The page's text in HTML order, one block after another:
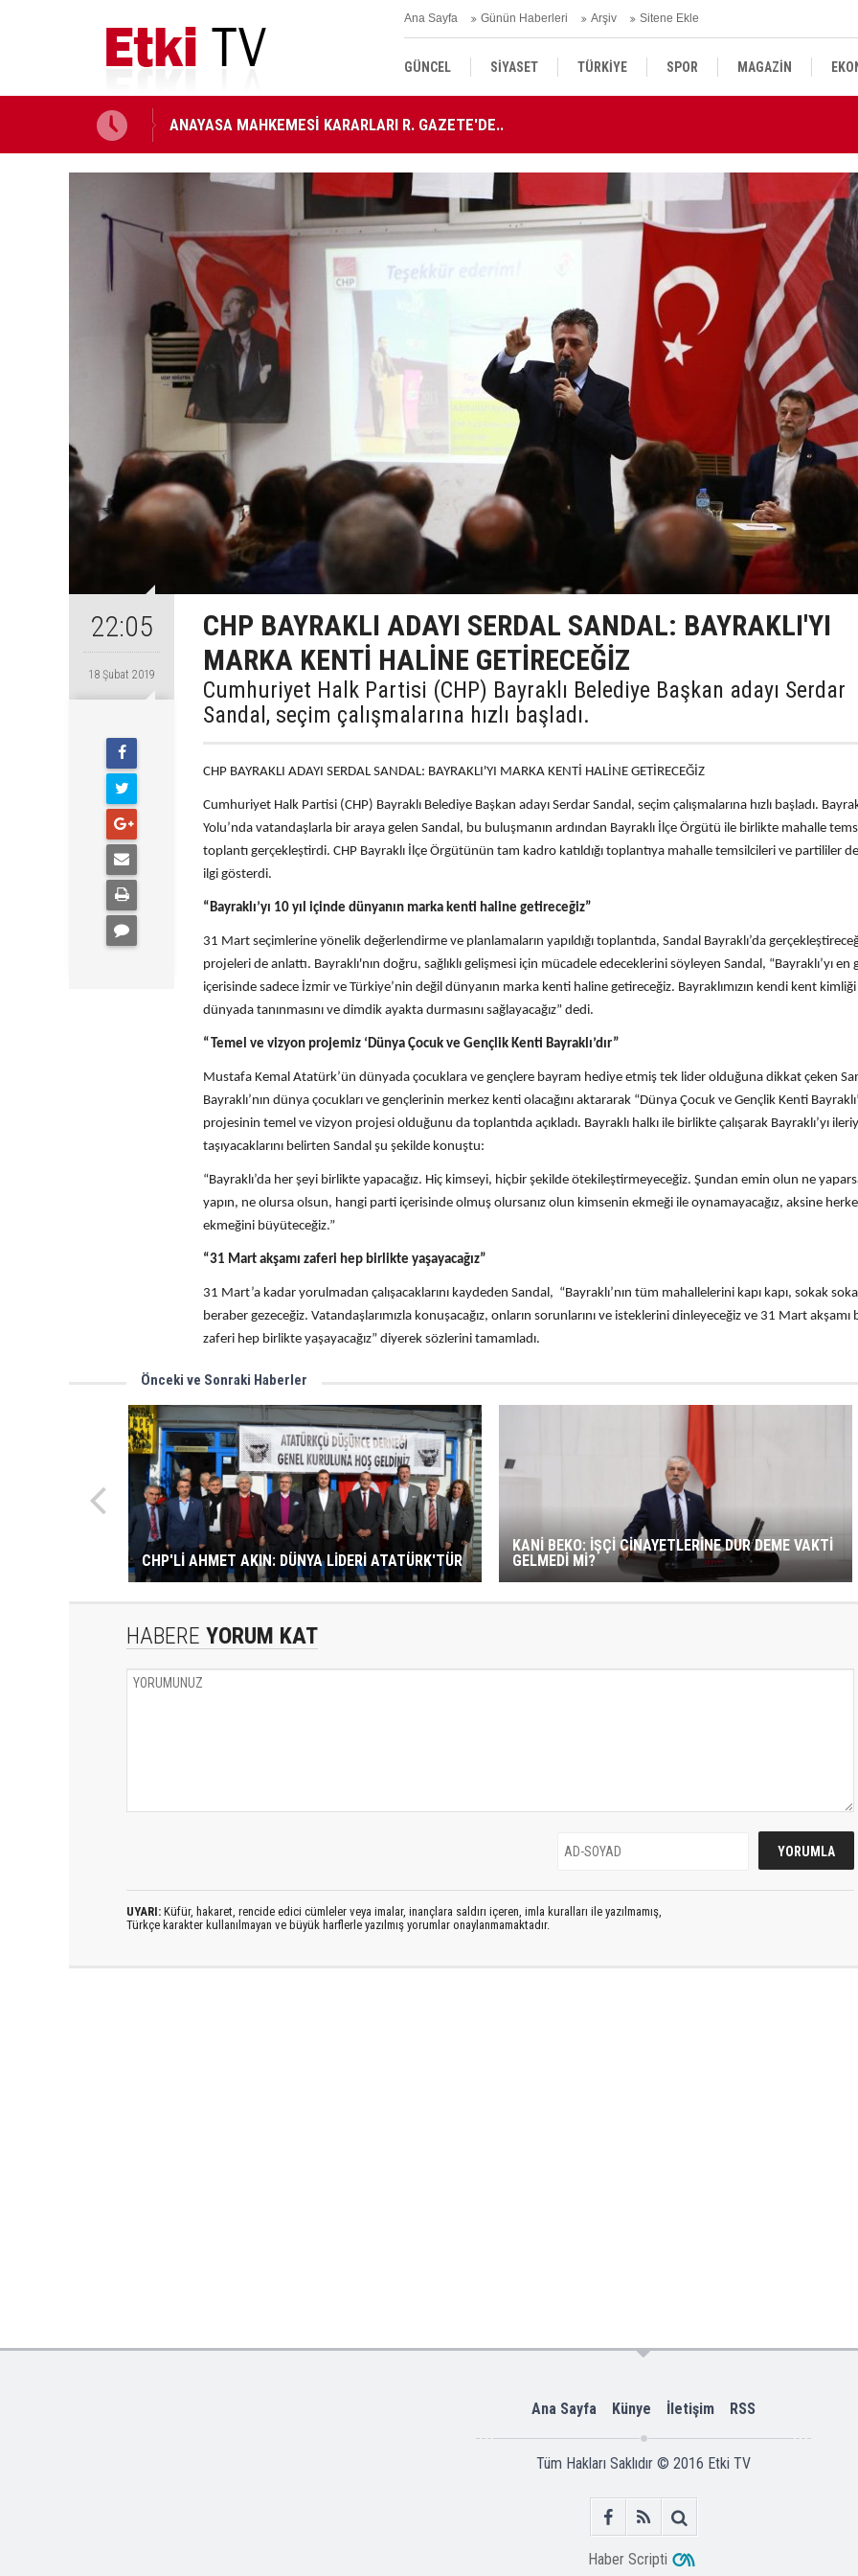
Ana Sayfa Günün Haberleri Arşiv Sitene Ekle
GÜNCEL SİYASET TÜRKİYE SPOR MAGAZİN
KÜLTÜR SANAT
22:05
18 Şubat 2019
CHP BAYRAKLI ADAYI SERDAL SANDAL: BAYRAKLI'YI
MARKA KENTİ HALİNE GETİRECEĞİZ
Cumhuriyet Halk Partisi (CHP) Bayraklı Belediye Başkan adayı Serdar
Sandal, seçim çalışmalarına hızlı başladı.
CHP BAYRAKLI ADAYI SERDAL SANDAL: BAYRAKLI'YI MARKA KENTİ HALİNE GETİRECEĞİZ
Cumhuriyet Halk Partisi (CHP) Bayraklı Belediye Başkan adayı Serdar Sandal, seçim çalışmalarına hızlı başladı.
Yolu’nda vatandaşlarla bir araya gelen Sandal, bu buluşmanın ardından Bayraklı İlçe Örgütü ile birlikte mahalle
toplantı gerçekleştirdi. CHP Bayraklı İlçe Örgütünün tam kadro katıldığı toplantıya mahalle temsilcileri ve partililer
ilgi gösterdi.
“Bayraklı’yı 10 yıl içinde dünyanın marka kenti haline getireceğiz”
31 Mart seçimlerine yönelik değerlendirme ve planlamaların yapıldığı toplantıda, Sandal Bayraklı’da
projeleri de anlattı. Bayraklı'nın doğru, sağlıklı gelişmesi için mücadele edeceklerini söyleyen Sandal, “Bayraklı’yı en
içerisinde sadece İzmir ve Türkiye’nin değil dünyanın marka kenti haline getireceğiz. Bayraklımızın kendi kent
dünyada tanınmasını ve dimdik ayakta durmasını sağlayacağız” dedi.
“Temel ve vizyon projemiz ‘Dünya Çocuk ve Gençlik Kenti Bayraklı’dır”
Mustafa Kemal Atatürk’ün dünyada çocuklara ve gençlere bayram hediye etmiş tek lider olduğuna dikkat çeken
Bayraklı’nın dünya çocukları ve gençlerinin merkez kenti olacağını aktararak “Dünya Çocuk ve Gençlik Kenti
projesinin temel ve vizyon projesi olduğunu da toplantıda açıkladı. Bayraklı halkı ile birlikte çalışarak Bayraklı’yı
taşıyacaklarını belirten Sandal şu şekilde konuştu:
“Bayraklı’da her şeyi birlikte yapacağız. Hiç kimseyi, hiçbir şekilde ötekileştirmeyeceğiz. Şundan emin olun ne
yapın, ne olursa olsun, hangi parti içerisinde olmuş olursanız olun kimsenin ekmeği ile oynamayacağız, aksine
ekmeğini büyüteceğiz.”
“31 Mart akşamı zaferi hep birlikte yaşayacağız”
31 Mart’a kadar yorulmadan çalışacaklarını kaydeden Sandal, “Bayraklı’nın tüm mahallelerini kapı kapı, sokak
beraber gezeceğiz. Vatandaşlarımızla konuşacağız, onların sorunlarını ve isteklerini dinleyeceğiz ve 31 Mart akşamı
zaferi hep birlikte yaşayacağız” diyerek sözlerini tamamladı.
Önceki ve Sonraki Haberler
CHP'Lİ AHMET AKIN: DÜNYA LİDERİ ATATÜRK'TÜR
KANİ BEKO: İŞÇİ CİNAYETLERİNE DUR DEME VAKTİ
GELMEDİ Mİ?
HABERE YORUM KAT
UYARI: Küfür, hakaret, rencide edici cümleler veya imalar, inançlara saldırı içeren, imla kuralları ile yazılmamış,
Türkçe karakter kullanılmayan ve büyük harflerle yazılmış yorumlar onaylanmamaktadır.
Ana Sayfa Künye İletişim RSS
Tüm Hakları Saklıdır © 2016 Etki TV
Haber Scripti